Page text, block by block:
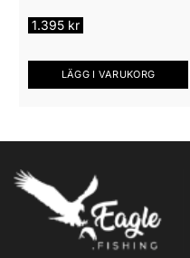
1.395 kr
LÄGG I VARUKORG